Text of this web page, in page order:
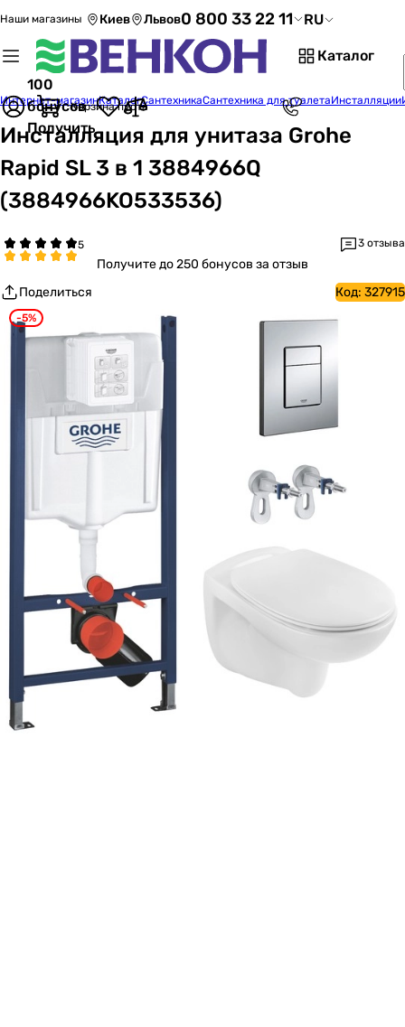
Наши магазины Киев Львов0 800 33 22 11 RU
Каталог
100
бонусов
Получить
Корзина пуста
Интернет-магазинКаталогСантехникаСантехника для туалетаИнсталляции
Инсталляция для унитаза Grohe
Rapid SL 3 в 1 3884966Q
(3884966KO533536)
3 отзыва
Получитедо 250 бонусов за отзыв
Поделиться
Код: 327915
-5%